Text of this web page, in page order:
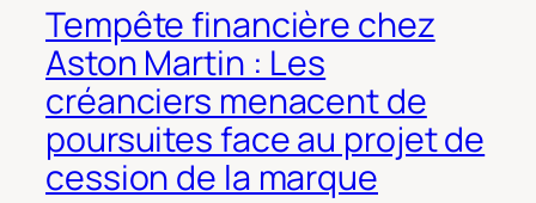
Tempête financière chez
Aston Martin : Les
créanciers menacent de
poursuites face au projet de
cession de la marque